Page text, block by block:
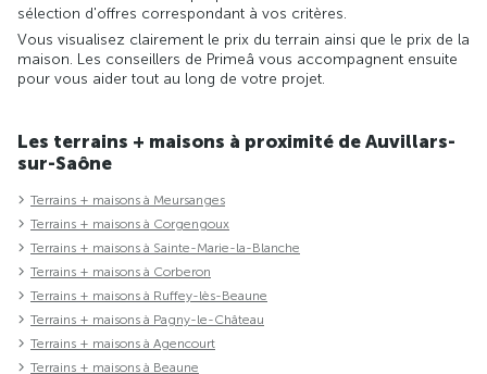
sélection d'offres correspondant à vos critères.
Vous visualisez clairement le prix du terrain ainsi que le prix de la
maison. Les conseillers de Primeâ vous accompagnent ensuite
pour vous aider tout au long de votre projet.
Les terrains + maisons à proximité de Auvillars-
sur-Saône
Terrains + maisons à Meursanges
Terrains + maisons à Corgengoux
Terrains + maisons à Sainte-Marie-la-Blanche
Terrains + maisons à Corberon
Terrains + maisons à Ruffey-lès-Beaune
Terrains + maisons à Pagny-le-Château
Terrains + maisons à Agencourt
Terrains + maisons à Beaune